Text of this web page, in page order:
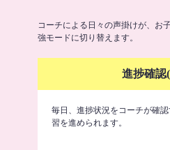
コーチによる日々の声掛けが、お
強モードに切り替えます。
進捗確認
毎日、進捗状況をコーチが確
習を進められます。